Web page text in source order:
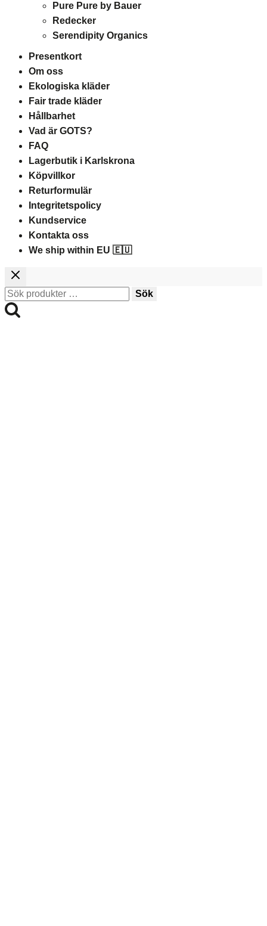
Pure Pure by Bauer
Redecker
Serendipity Organics
Presentkort
Om oss
Ekologiska kläder
Fair trade kläder
Hållbarhet
Vad är GOTS?
FAQ
Lagerbutik i Karlskrona
Köpvillkor
Returformulär
Integritetspolicy
Kundservice
Kontakta oss
We ship within EU 🇪🇺
Sök
efter:
Sök